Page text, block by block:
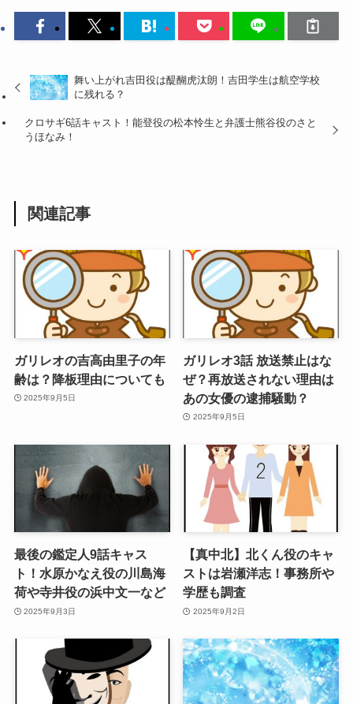
舞い上がれ吉田役は醍醐虎汰朗！吉田学生は航空学校
に残れる？
クロサギ6話キャスト！能登役の松本怜生と弁護士熊谷役のさと
うほなみ！
関連記事
ガリレオの吉高由里子の年
齢は？降板理由についても
2025年9月5日
ガリレオ3話 放送禁止はな
ぜ？再放送されない理由は
あの女優の逮捕騒動？
2025年9月5日
最後の鑑定人9話キャス
ト！水原かなえ役の川島海
荷や寺井役の浜中文一など
2025年9月3日
【真中北】北くん役のキャ
ストは岩瀬洋志！事務所や
学歴も調査
2025年9月2日